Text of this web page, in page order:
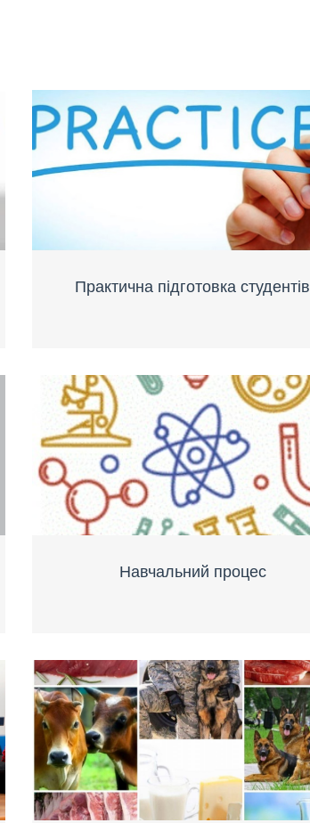
Практична підготовка студентів
Навчальний процес